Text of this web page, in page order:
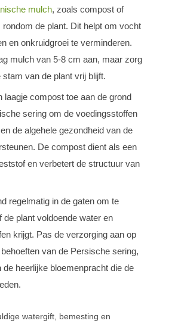
mulch, zoals compost of
de plant. Dit helpt om vocht
en onkruidgroei te verminderen.
mulch van 5-8 cm aan, maar zorg
stam van de plant vrij blijft.
laagje compost toe aan de grond
sering om de voedingsstoffen
de algehele gezondheid van de
De compost dient als een
en verbetert de structuur van
regelmatig in de gaten om te
de plant voldoende water en
krijgt. Pas de verzorging aan op
van de Persische sering,
de heerlijke bloemenpracht die de
watergift, bemesting en